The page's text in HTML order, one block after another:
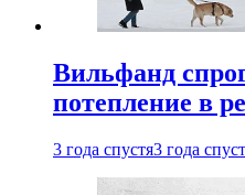
Вильфанд
потепление в
3 года спустя3 года